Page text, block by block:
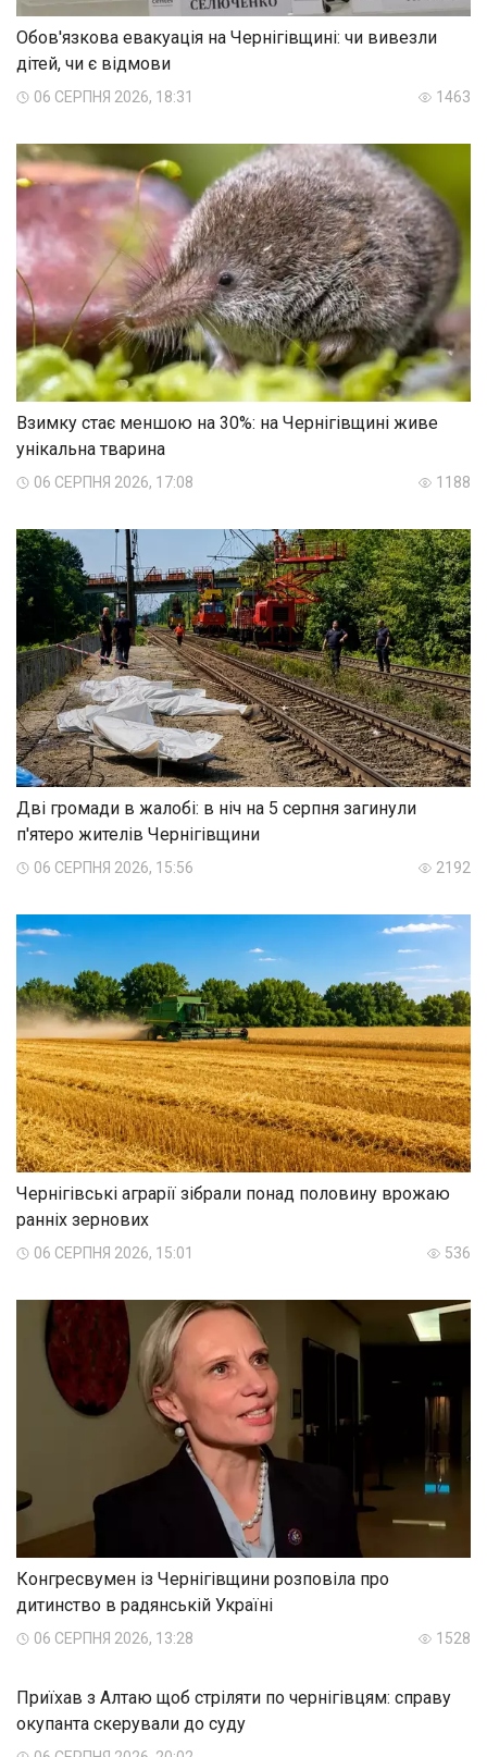
Обов'язкова евакуація на Чернігівщині: чи вивезли
дітей, чи є відмови
06 СЕРПНЯ 2026, 18:31 1463
Взимку стає меншою на 30%: на Чернігівщині живе
унікальна тварина
06 СЕРПНЯ 2026, 17:08 1188
Дві громади в жалобі: в ніч на 5 серпня загинули
п'ятеро жителів Чернігівщини
06 СЕРПНЯ 2026, 15:56 2192
Чернігівські аграрії зібрали понад половину врожаю
ранніх зернових
06 СЕРПНЯ 2026, 15:01 536
Конгресвумен із Чернігівщини розповіла про
дитинство в радянській Україні
06 СЕРПНЯ 2026, 13:28 1528
Приїхав з Алтаю щоб стріляти по чернігівцям: справу
окупанта скерували до суду